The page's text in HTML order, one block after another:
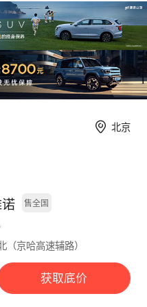
北京
售全国
京哈高速辅路）
获取底价